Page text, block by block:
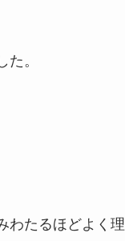
。
わたるほどよく理